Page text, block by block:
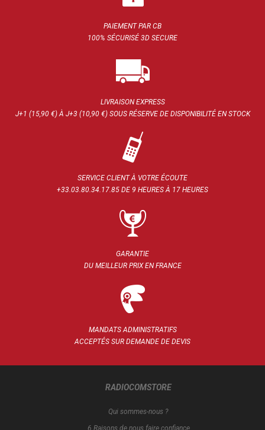
PAIEMENT PAR CB
100% SÉCURISÉ 3D SECURE
LIVRAISON EXPRESS
J+1 (15,90 €) À J+3 (10,90 €) SOUS RÉSERVE DE DISPONIBILITÉ EN STOCK
SERVICE CLIENT À VOTRE ÉCOUTE
+33.03.80.34.17.85 DE 9 HEURES À 17 HEURES
GARANTIE
DU MEILLEUR PRIX EN FRANCE
MANDATS ADMINISTRATIFS
ACCEPTÉS SUR DEMANDE DE DEVIS
RADIOCOMSTORE
Qui sommes-nous ?
6 Raisons de nous faire confiance